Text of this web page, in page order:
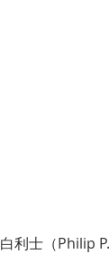
白利士（Philip